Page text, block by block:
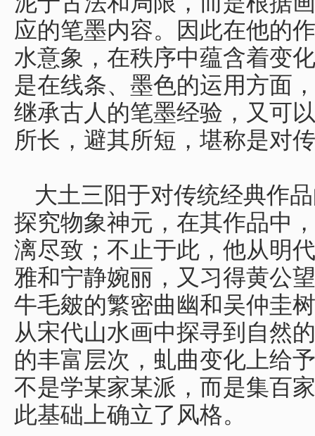
应的笔墨内容。因此在他的
水意象，在秩序中蕴含着变
是在线条、墨色的运用方面
继承古人的笔墨经验，又可
所长，避其所短，堪称是对
大土三阳于对传统经典作
探究物象神元，在其作品中
漓尽致；不止于此，他从明
雅和宁静婉丽，又习得黄公
牛毛皴的繁密曲幽和吴仲圭
从宋代山水画中探寻到自然
的丰富层次，虬曲变化上给
不是学某家某派，而是集百
此基础上确立了风格。